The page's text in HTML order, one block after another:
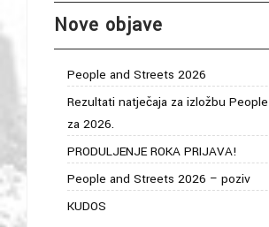
Nove objave
People and Streets 2026
Rezultati natječaja za izložbu
za 2026.
PRODULJENJE ROKA PRIJAVA!
People and Streets 2026 – poziv
KUDOS